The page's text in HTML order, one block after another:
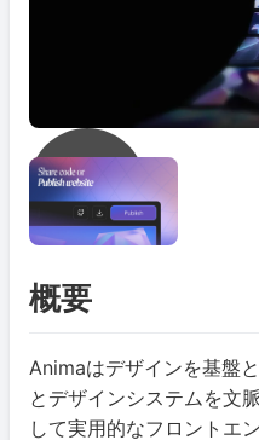
概要
Animaはデザインを基盤
とデザインシステムを文
して実用的なフロントエ